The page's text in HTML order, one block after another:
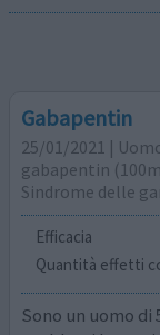
Gabapentin
25/01/2021 |
gabapentin
Sindrome delle
Efficacia
Quantità effetti
Sono un uomo di